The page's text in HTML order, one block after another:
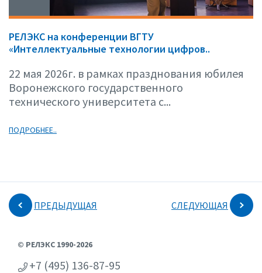
РЕЛЭКС на конференции ВГТУ
«Интеллектуальные технологии цифров..
22 мая 2026г. в рамках празднования юбилея
Воронежского государственного
технического университета с...
ПОДРОБНЕЕ..
ПРЕДЫДУЩАЯ СЛЕДУЮЩАЯ
© РЕЛЭКС 1990-2026
+7 (495) 136-87-95